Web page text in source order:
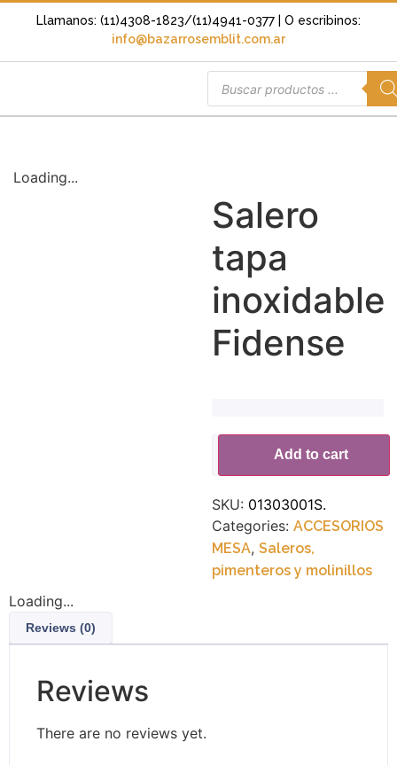
Llamanos: (11)4308-1823/(11)4941-0377
| O escribinos:
info@bazarrosemblit.com.ar
Loading...
Salero
tapa
inoxidable
Fidense
Add to cart
Alternative:
SKU: 01303001S.
Categories: ACCESORIOS
MESA, Saleros,
pimenteros y molinillos
Loading...
Reviews (0)
Reviews
There are no reviews yet.